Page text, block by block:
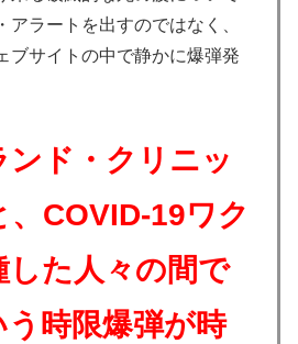
アラートを出すのではなく、
ブサイトの中で静かに爆弾発
ンド・クリニッ
、COVID-19ワク
した人々の間で
時限爆弾が時